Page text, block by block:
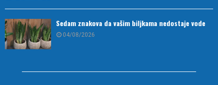
Sedam znakova da vašim biljkama nedostaje vode
04/08/2026